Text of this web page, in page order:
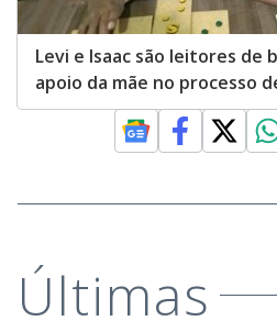
Levi e Isaac são leitores de
apoio da mãe no processo
Últimas